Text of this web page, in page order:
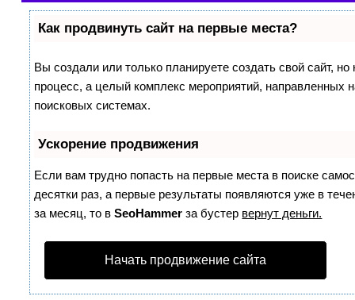
Как продвинуть сайт на первые места?
Вы создали или только планируете создать свой сайт,
процесс, а целый комплекс мероприятий, направленных
поисковых системах.
Ускорение продвижения
Если вам трудно попасть на первые места в поиске
десятки раз, а первые результаты появляются уже в
за месяц, то вSeoHammer за бустер вернут деньги.
Начать продвижение сайта